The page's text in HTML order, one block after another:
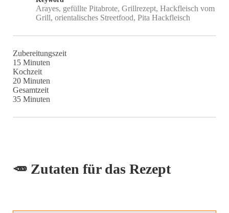
Arayes, gefüllte Pitabrote, Grillrezept, Hackfleisch vom
Grill, orientalisches Streetfood, Pita Hackfleisch
Zubereitungszeit
15Minuten
Minuten
Kochzeit
20Minuten
Minuten
Gesamtzeit
35Minuten
Minuten
🥕 Zutaten für das Rezept